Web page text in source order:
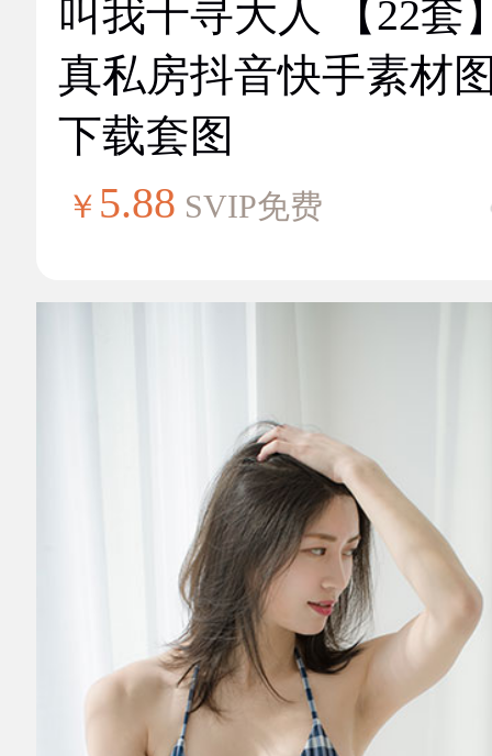
叫我千寻大人 【22套
真私房抖音快手素材
下载套图
￥ 5.88 SVIP免费